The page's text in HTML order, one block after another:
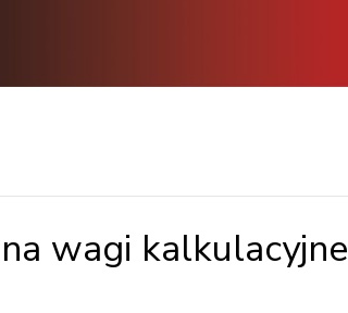
wagi kalkulacyjne